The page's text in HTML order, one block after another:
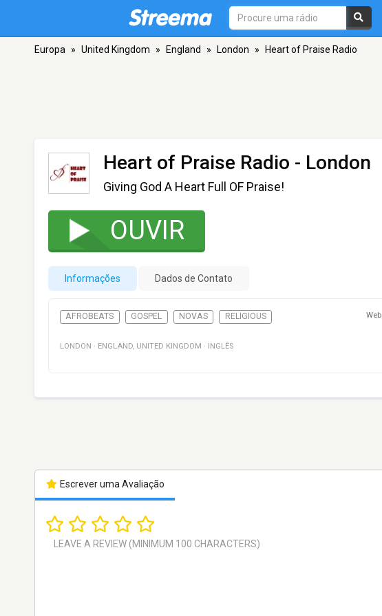
Europa » United Kingdom » England » London » Heart of Praise Radio
Heart of Praise Radio - London
Giving God A Heart Full OF Praise!
OUVIR
Informações Dados de Contato
AFROBEATS GOSPEL NOVAS RELIGIOUS Web
LONDON · ENGLAND, UNITED KINGDOM · INGLÊS
Escrever uma Avaliação